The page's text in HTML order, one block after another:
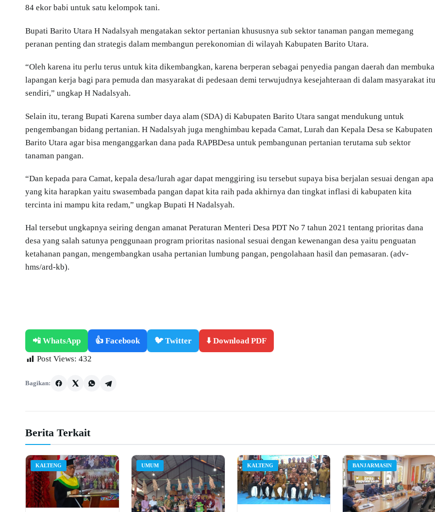
84 ekor babi untuk satu kelompok tani.
Bupati Barito Utara H Nadalsyah mengatakan sektor pertanian khususnya sub sektor tanaman pangan memegang
peranan penting dan strategis dalam membangun perekonomian di wilayah Kabupaten Barito Utara.
“Oleh karena itu perlu terus untuk kita dikembangkan, karena berperan sebagai penyedia pangan daerah dan membuka
lapangan kerja bagi para pemuda dan masyarakat di pedesaan demi terwujudnya kesejahteraan di dalam masyarakat itu
sendiri,” ungkap H Nadalsyah.
Selain itu, terang Bupati Karena sumber daya alam (SDA) di Kabupaten Barito Utara sangat mendukung untuk
pengembangan bidang pertanian. H Nadalsyah juga menghimbau kepada Camat, Lurah dan Kepala Desa se Kabupaten
Barito Utara agar bisa menganggarkan dana pada RAPBDesa untuk pembangunan pertanian terutama sub sektor
tanaman pangan.
“Dan kepada para Camat, kepala desa/lurah agar dapat menggiring isu tersebut supaya bisa berjalan sesuai dengan apa
yang kita harapkan yaitu swasembada pangan dapat kita raih pada akhirnya dan tingkat inflasi di kabupaten kita
tercinta ini mampu kita redam,” ungkap Bupati H Nadalsyah.
Hal tersebut ungkapnya seiring dengan amanat Peraturan Menteri Desa PDT No 7 tahun 2021 tentang prioritas dana
desa yang salah satunya penggunaan program prioritas nasional sesuai dengan kewenangan desa yaitu penguatan
ketahanan pangan, mengembangkan usaha pertanian lumbung pangan, pengolahaan hasil dan pemasaran. (adv-
hms/ard-kb).
📲 WhatsApp 👍 Facebook 🐦 Twitter
⬇️ Download PDF
Post Views: 432
Bagikan:
Berita Terkait
KALTENG UMUM KALTENG BANJARMASIN